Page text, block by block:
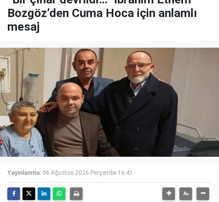
Bozgöz’den Cuma Hoca için anlamlı
mesaj
Yayınlanma: 06 Ağustos 2026 Perşembe 16:41